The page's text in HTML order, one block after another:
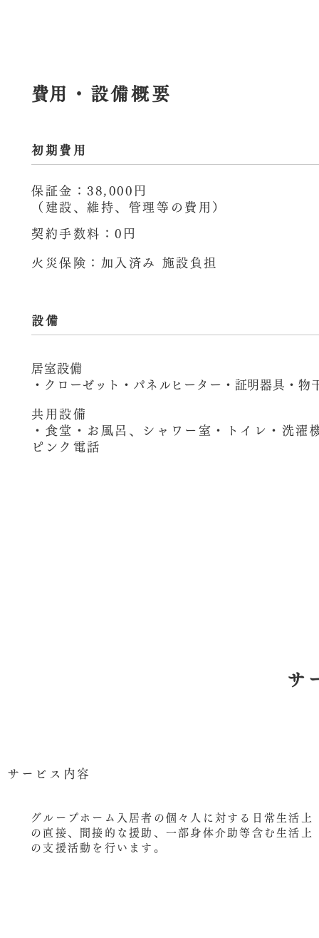
​費用・設備概要
初期費用
保証金：38,000円
（建設、維持、管理等の費用）
契約手数料：0円
火災保険：加入済み 施設負担
設備
居室設備
・クローゼット・パネルヒーター・証明器具・物
共用設備
・食堂・お風呂、シャワー室・トイレ・洗濯
ピンク電話
サ
グループホーム入居者の個々人に対する日常生活上
の直接、間接的な援助、一部身体介助等含む生活上
の支援活動を行います。
サービス内容